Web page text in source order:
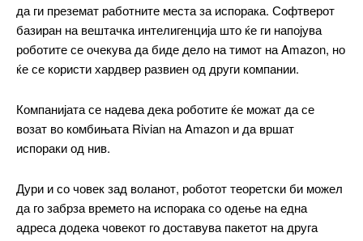
━ pricing plans
да ги преземат работните места за испорака. Софтверот
базиран на вештачка интелигенција што ќе ги напојува
роботите се очекува да биде дело на тимот на Amazon, но
ќе се користи хардвер развиен од други компании.
Компанијата се надева дека роботите ќе можат да се
возат во комбињата Rivian на Amazon и да вршат
испораки од нив.
Дури и со човек зад воланот, роботот теоретски би можел
да го забрза времето на испорака со одење на една
адреса додека човекот го доставува пакетот на друга